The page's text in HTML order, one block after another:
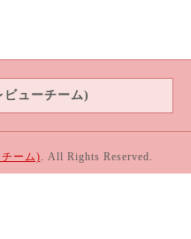
ビューチーム)
ーム). All Rights Reserved.